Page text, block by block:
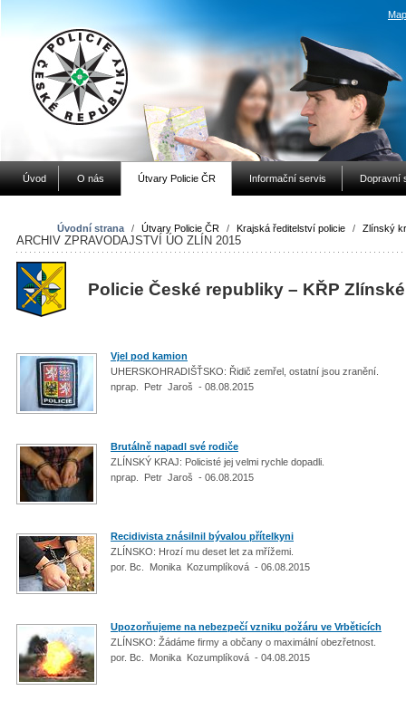
Úvod O nás Útvary Policie ČR Informační servis Dopravní
Úvodní strana / Útvary Policie ČR / Krajská ředitelství policie / Zlínský
ARCHIV ZPRAVODAJSTVÍ ÚO ZLÍN 2015
Policie České republiky – KŘP
Vjel pod kamion
UHERSKOHRADIŠŤSKO: Řidič zemřel, ostatní jsou zranění.
nprap. Petr Jaroš - 08.08.2015
Brutálně napadl své rodiče
ZLÍNSKÝ KRAJ: Policisté jej velmi rychle dopadli.
nprap. Petr Jaroš - 06.08.2015
Recidivista znásilnil bývalou přítelkyni
ZLÍNSKO: Hrozí mu deset let za mřížemi.
por. Bc. Monika Kozumplíková - 06.08.2015
Upozorňujeme na nebezpečí vzniku požáru ve Vrběticích
ZLÍNSKO: Žádáme firmy a občany o maximální obezřetnost.
por. Bc. Monika Kozumplíková - 04.08.2015